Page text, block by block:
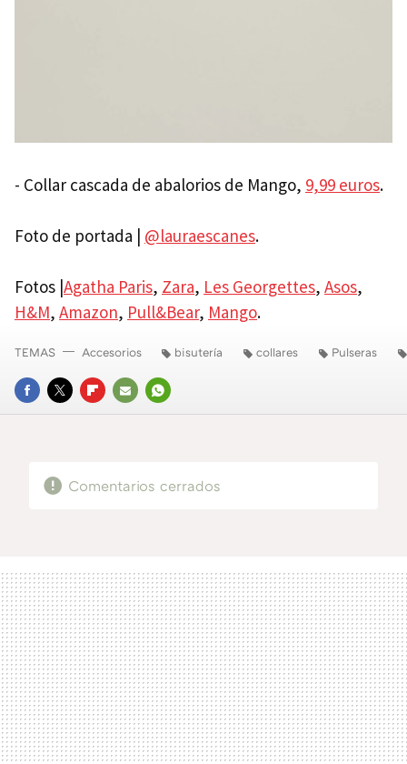
- Collar cascada de abalorios de Mango, 9,99 euros.
Foto de portada | @lauraescanes.
Fotos |Agatha Paris, Zara, Les Georgettes, Asos,
H&M, Amazon, Pull&Bear, Mango.
FACEBOOK
TWITTERFLIPBOARD
E-
WHATSAPP
TEMAS Accesorios bisutería collares Pulseras
Comentarios cerrados